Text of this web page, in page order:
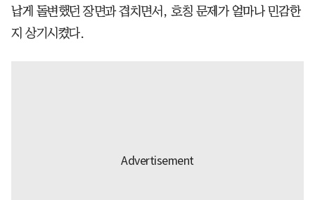
납게 돌변했던 장면과 겹치면서, 호칭 문제가 얼마나 민감한
지 상기시켰다.